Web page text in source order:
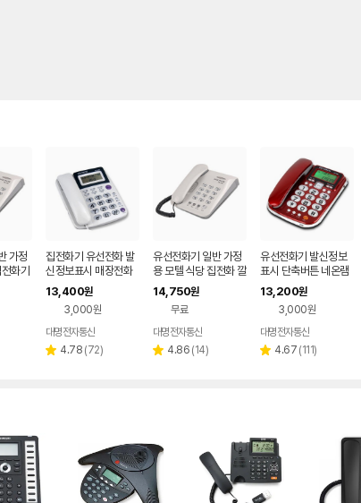
가정
화기
집전화기 유선전화 발
신정보표시 매장전화
기 벨램프 일반전화
13,400원
3,000원
대명전자통신
별 4.78 리
(72)
유선전화기 일반 가정
용 모텔 식당 집전화 깔
끔한 전화기
14,750원
무료
대명전자통신
별 4.86 리
(14)
유선전화기 발신정보
표시 단축버튼 네온램
프 전화기 집 가정용 내
장 사무실
13,200원
3,000원
대명전자통신
별 4.67 리
(111)